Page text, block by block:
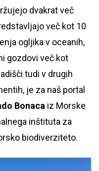
dvakrat več
več kot 10
ogljika v oceanih,
gozdovi več kot
tudi v drugih
je za naš portal
Bonaca iz Morske
inštituta za
biodiverziteto.